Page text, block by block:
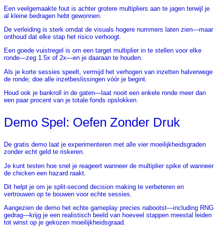
Een veelgemaakte fout is achter grotere multipliers aan te jagen terwijl je
al kleine bedragen hebt gewonnen.
De verleiding is sterk omdat de visuals hogere nummers laten zien—maar
onthoud dat elke stap het risico verhoogt.
Een goede vuistregel is om een target multiplier in te stellen voor elke
ronde—zeg 1.5x of 2x—en je daaraan te houden.
Als je korte sessies speelt, vermijd het verhogen van inzetten halverwege
de ronde; doe alle inzetbeslissingen vóór je begint.
Houd ook je bankroll in de gaten—laat nooit een enkele ronde meer dan
een paar procent van je totale fonds opslokken.
Demo Spel: Oefen Zonder Druk
De gratis demo laat je experimenteren met alle vier moeilijkheidsgraden
zonder echt geld te riskeren.
Je kunt testen hoe snel je reageert wanneer de multiplier spike of wanneer
de chicken een hazard raakt.
Dit helpt je om je split‑second decision making te verbeteren en
vertrouwen op te bouwen voor echte sessies.
Aangezien de demo het echte gameplay precies nabootst—including RNG
gedrag—krijg je een realistisch beeld van hoeveel stappen meestal leiden
tot winst op je gekozen moeilijkheidsgraad.